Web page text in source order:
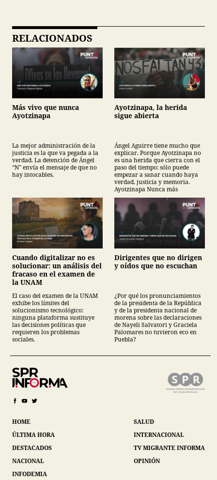
RELACIONADOS
Más vivo que nunca
Ayotzinapa
La mejor administración de la
justicia es la que va pegada a la
verdad. La detención de Ángel
“N” envía el mensaje de que no
hay intocables.
Ayotzinapa, la herida
sigue abierta
Ángel Aguirre tiene mucho que
explicar. Porque Ayotzinapa no
es una herida que cierra con el
paso del tiempo: sólo puede
empezar a sanar cuando haya
verdad, justicia y memoria.
Ayotzinapa Nunca más
Cuando digitalizar no es
solucionar: un análisis del
fracaso en el examen de
la UNAM
El caso del examen de la UNAM
exhibe los límites del
solucionismo tecnológico:
ninguna plataforma sustituye
las decisiones políticas que
requieren los problemas
sociales.
Dirigentes que no dirigen
y oídos que no escuchan
¿Por qué los pronunciamientos
de la presidenta de la República
y de la presidenta nacional de
morena sobre las declaraciones
de Nayeli Salvatori y Graciela
Palomares no tuvieron eco en
Puebla?
HOME
ÚLTIMA HORA
DESTACADOS
NACIONAL
INFODEMIA
SALUD
INTERNACIONAL
TV MIGRANTE INFORMA
OPINIÓN